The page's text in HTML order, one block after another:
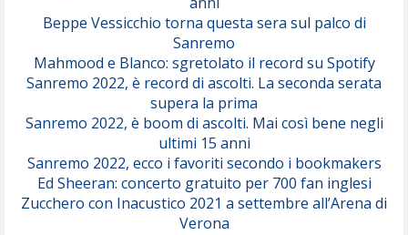
Beppe Vessicchio torna questa sera sul palco di
Sanremo
Mahmood e Blanco: sgretolato il record su Spotify
Sanremo 2022, è record di ascolti. La seconda serata
supera la prima
Sanremo 2022, è boom di ascolti. Mai così bene negli
ultimi 15 anni
Sanremo 2022, ecco i favoriti secondo i bookmakers
Ed Sheeran: concerto gratuito per 700 fan inglesi
Zucchero con Inacustico 2021 a settembre all’Arena di
Verona